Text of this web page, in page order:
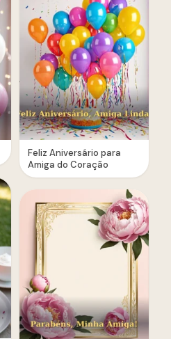
Feliz Aniversário para
Amiga do Coração